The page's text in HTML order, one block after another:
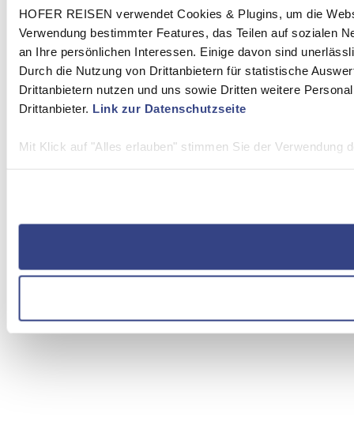
HOFER REISEN verwendet Cookies & Plugins, um die
Verwendung bestimmter Features, das Teilen auf sozialen
an Ihre persönlichen Interessen. Einige davon sind
Durch die Nutzung von Drittanbietern für statistische
Drittanbietern nutzen und uns sowie Dritten weitere
Drittanbieter. Link zur Datenschutzseite
Mit Klick auf "Alles erlauben" stimmen Sie der Verwendung